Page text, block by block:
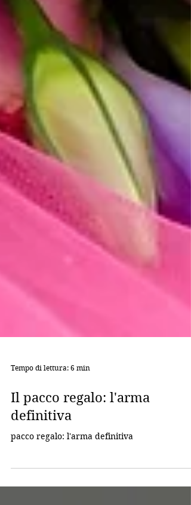
Tempo di lettura: 6 min
Il pacco regalo: l'arma
definitiva